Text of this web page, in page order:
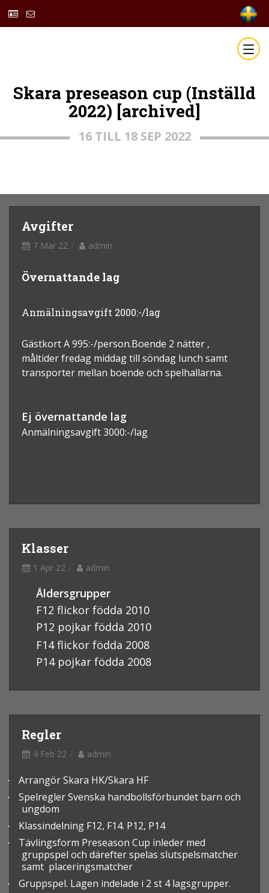
Skara preseason cup (Inställd
2022) [archived]
16 TILL 18 SEP 2022
Avgifter
7 Mar 22 admin
Övernattande lag
Anmälningsavgift 2000:-/lag
Gästkort A 995:-/person.Boende 2 nätter ,
måltider fredag middag till söndag lunch samt
transporter mellan boende och spelhallarna.
Ej övernattande lag
Anmälningsavgift 3000:-/lag
Klasser
1 Apr 22 admin
Åldersgrupper
F12 flickor födda 2010
P12 pojkar födda 2010
F14 flickor födda 2008
P14 pojkar födda 2008
Regler
4 Feb 22 admin
· Arrangör Skara HK/Skara HF
·
Spelregler Svenska handbollsförbundet barn och
ungdom
· Klassindelning F12, F14. P12, P14
·
Tävlingsform Preseason Cup inleder med
gruppspel och därefter spelas slutspelsmatcher
samt placeringsmatcher
· Gruppspel. Lagen indelade i 2 st 4 lagsgrupper.